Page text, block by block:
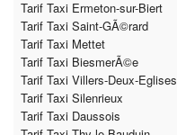
Tarif Taxi Ermeton-sur-Biert
Tarif Taxi Saint-GÃ©rard
Tarif Taxi Mettet
Tarif Taxi BiesmerÃ©e
Tarif Taxi Villers-Deux-Eglises
Tarif Taxi Silenrieux
Tarif Taxi Daussois